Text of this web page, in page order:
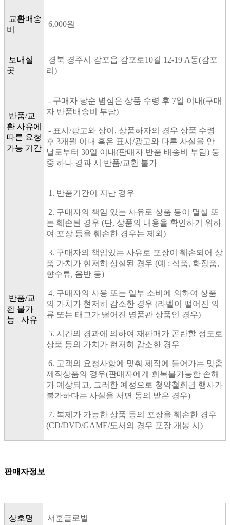
교환배송
비
6,000원
보내실
곳
경북 경주시 감포읍 감포로10길 12-19 A동(감포
리)
반품/교
환 사유에
따른 요청
가능 기간
- 구매자 당순 볌심은 상품 수령 후 7일 이내(구매
자 반품배송비 부담)
- 표시/광고와 상이, 상품하자의 경우 상품 수령
후 3개월 이내 혹은 표시/광고와 다른 사실을 안
날로부터 30일 이내(판매자 반품 배송비 부담) 둥
중 하나 경과 시 반품/교환 불가
반품/교
환 불가
능 사유
1. 반품기간이 지난 경우
2. 구매자의 책임 있는 사유로 상품 등이 멸실 또
는 훼손된 경우 (단, 상품의 내용을 확인하기 위하
여 포장 등을 훼손한 경우는 제외)
3. 구매자의 책임있는 사유로 포장이 훼손되어 상
품 가치가 현저히 상실된 경우 (예 : 식품, 화장품,
향수류, 음반 등)
4. 구매자의 사용 또는 일부 소비에 의하여 상품
의 가치가 현저히 감소한 경우 (라벨이 떨어진 의
류 또는 태그가 떨어진 명품관 상품인 경우)
5. 시간의 경과에 의하여 재판매가 곤란할 정도로
상품 등의 가치가 현저히 감소한 경우
6. 고객의 요청사항에 맞춰 제작에 들어가는 맞춤
제작상품의 경우(판매자에게 회복불가능한 손해
가 예상되고, 그러한 예정으로 청약철회권 행사가
불가하다는 사실을 서면 동의 받은 경우)
7. 복제가 가능한 상품 등의 포장을 훼손한 경우
(CD/DVD/GAME/도서의 경우 포장 개봉 시)
판매자정보
상호명 서훈글로벌